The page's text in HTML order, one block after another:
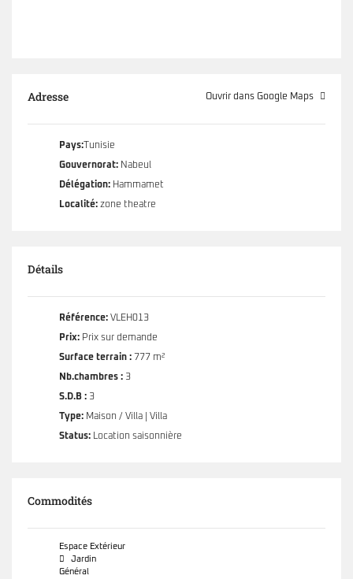
Adresse Ouvrir dans Google Maps
Pays: Tunisie
Gouvernorat: Nabeul
Délégation: Hammamet
Localité: zone theatre
Détails
Référence: VLEH013
Prix: Prix sur demande
Surface terrain : 777 m²
Nb.chambres : 3
S.D.B : 3
Type: Maison / Villa | Villa
Status: Location saisonnière
Commodités
Espace Extérieur
Jardin
Général